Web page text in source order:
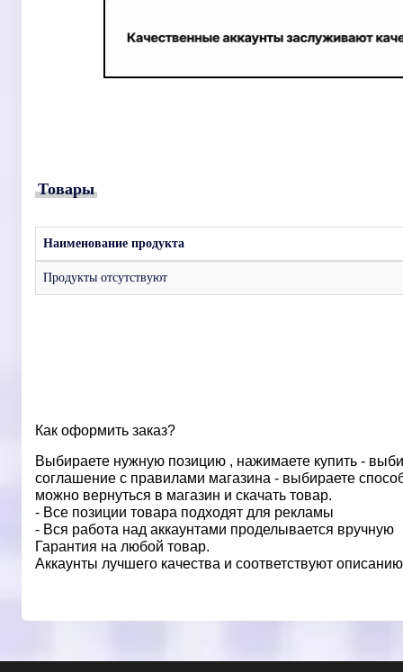
Товары
Наименование продукта
Продукты отсутствуют
Как оформить заказ?
Выбираете нужную позицию , нажимаете купить -
соглашение с правилами магазина - выбираете
можно вернуться в магазин и скачать товар.
- Все позиции товара подходят для рекламы
- Вся работа над аккаунтами проделывается вручную
Гарантия на любой товар.
Аккаунты лучшего качества и соответствуют